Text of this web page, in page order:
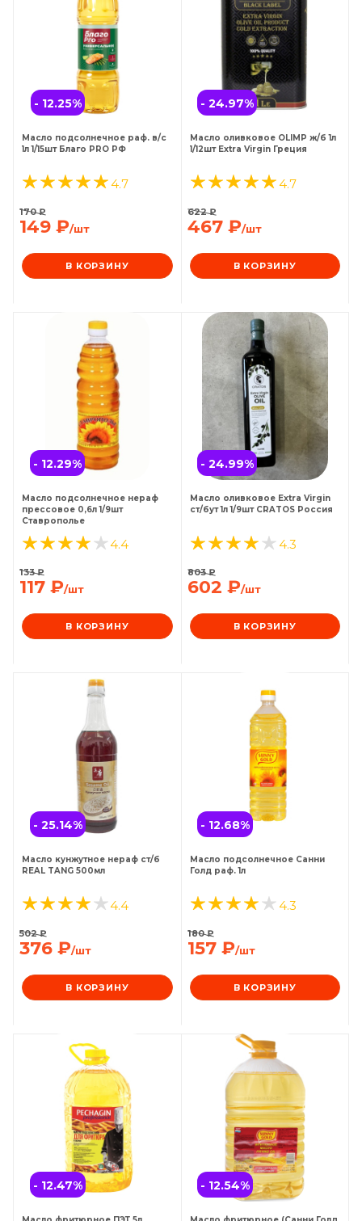
- 12.25%
Масло подсолнечное раф. в/с
1л 1/15шт Благо PRO РФ
4.7
149 ₽/шт
170₽
В КОРЗИНУ
- 24.97%
Масло оливковое OLIMP ж/б 1л
1/12шт Extra Virgin Греция
4.7
467₽/шт
622₽
В КОРЗИНУ
- 12.29%
Масло подсолнечное нераф
прессовое 0,6л 1/9шт
Ставрополье
4.4
117 ₽/шт
133₽
В КОРЗИНУ
- 24.99%
Масло оливковое Extra Virgin
ст/бут 1л 1/9шт CRATOS Россия
4.3
602 ₽/шт
803₽
В КОРЗИНУ
- 25.14%
Масло кунжутное нераф ст/б
REAL TANG 500мл
4.4
376 ₽/шт
502₽
В КОРЗИНУ
- 12.68%
Масло подсолнечное Санни
Голд раф. 1л
4.3
157₽/шт
180₽
В КОРЗИНУ
- 12.47% - 12.54%